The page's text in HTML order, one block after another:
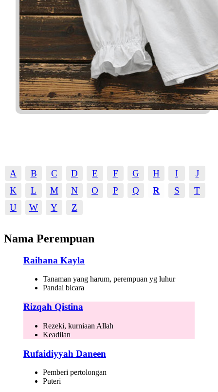
A B C D E F G H I
J
K
L M N O P Q R S
T
U
W Y Z
Nama Perempuan
Raihana Kayla
Tanaman yang harum, perempuan yg luhur
Pandai bicara
Rizqah Qistina
Rezeki, kurniaan Allah
Keadilan
Rufaidiyyah Daneen
Pemberi pertolongan
Puteri